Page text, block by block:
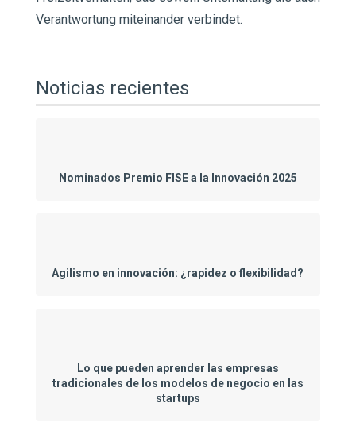
Verantwortung miteinander verbindet.
Noticias recientes
Nominados Premio FISE a la Innovación 2025
Agilismo en innovación: ¿rapidez o flexibilidad?
Lo que pueden aprender las empresas
tradicionales de los modelos de negocio en las
startups